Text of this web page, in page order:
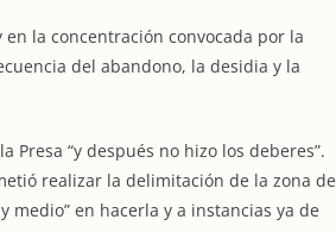
la concentración convocada por la
del abandono, la desidia y la
“y después no hizo los deberes”.
realizar la delimitación de la zona de
en hacerla y a instancias ya de